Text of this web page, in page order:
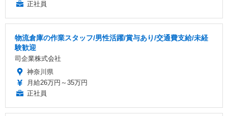
正社員
物流倉庫の作業スタッフ/男性活躍/賞与あり/交通費支給/未経
験歓迎
司企業株式会社
神奈川県
月給26万円～35万円
正社員